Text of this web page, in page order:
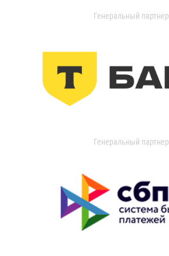
Генеральный партнер
Генеральный партнер